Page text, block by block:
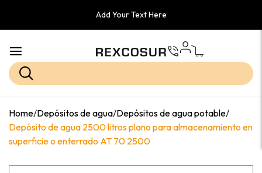
Add Your Text Here
Home/Depósitos de agua/Depósitos de agua potable/
Depósito de agua 2500 litros plano para almacenamiento en
superficie o enterrado AT 70 2500